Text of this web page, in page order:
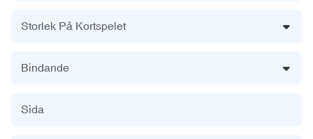
Storlek På Kortspelet
Bindande
Sida